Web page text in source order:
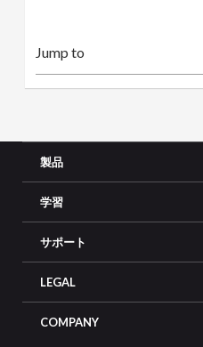
製品
学習
サポート
LEGAL
COMPANY